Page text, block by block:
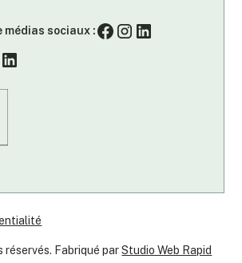
médias sociaux :
réservés. Fabriqué parStudio Web Rapid